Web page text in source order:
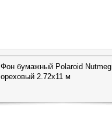
Фон бумажный Polaroid Nutmeg
ореховый 2.72x11 м